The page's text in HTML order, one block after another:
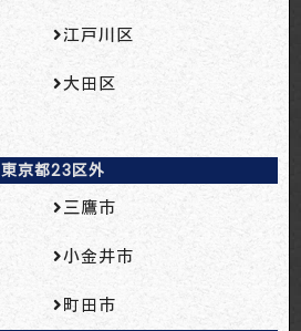
江戸川区
大田区
東京都23区外
三鷹市
小金井市
町田市